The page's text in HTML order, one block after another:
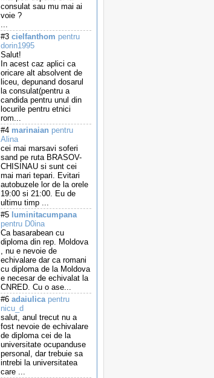
consulat sau mu mai ai
voie ?
...
#3 cielfanthom pentru
dorin1995
Salut!
In acest caz aplici ca
oricare alt absolvent de
liceu, depunand dosarul
la consulat(pentru a
candida pentru unul din
locurile pentru etnici
rom...
#4 marinaian pentru
Alina
cei mai marsavi soferi
sand pe ruta BRASOV-
CHISINAU si sunt cei
mai mari tepari. Evitari
autobuzele lor de la orele
19:00 si 21:00. Eu de
ultimu timp ...
#5 luminitacumpana
pentru D0ina
Ca basarabean cu
diploma din rep. Moldova
, nu e nevoie de
echivalare dar ca romani
cu diploma de la Moldova
e necesar de echivalat la
CNRED. Cu o ase...
#6 adaiulicapentru
nicu_d
salut, anul trecut nu a
fost nevoie de echivalare
de diploma cei de la
universitate ocupanduse
personal, dar trebuie sa
intrebi la universitatea
care ...